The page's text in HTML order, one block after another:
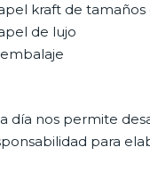
kraft de
de lujo
día nos permite
para